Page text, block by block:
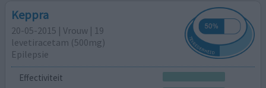
Keppra
20-05-2015 | Vrouw | 19
levetiracetam (500mg)
Epilepsie
Effectiviteit